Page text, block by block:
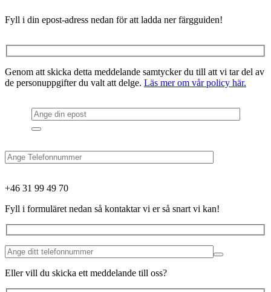
Fyll i din epost-adress nedan för att ladda ner färgguiden!
Genom att skicka detta meddelande samtycker du till att vi tar del av
de personuppgifter du valt att delge. Läs mer om vår policy här.
+46 31 99 49 70
Fyll i formuläret nedan så kontaktar vi er så snart vi kan!
Eller vill du skicka ett meddelande till oss?